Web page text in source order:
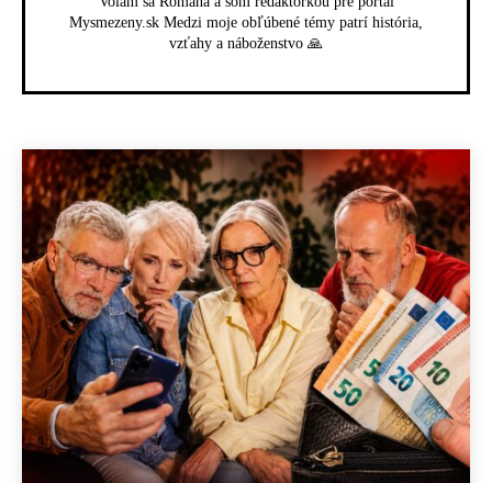
Mysmezeny.sk Medzi moje obľúbené témy patrí história,
vzťahy a náboženstvo 🙏